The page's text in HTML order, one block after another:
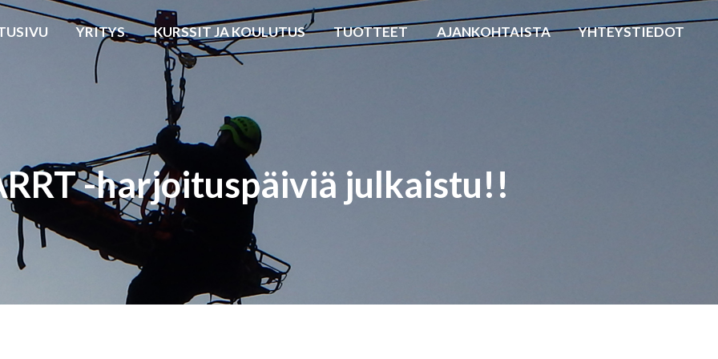
YRITYS KURSSIT JA KOULUTUS TUOTTEET AJANKOHTAISTA YHTEYSTIEDOT
-harjoituspäiviä julkaistu!!